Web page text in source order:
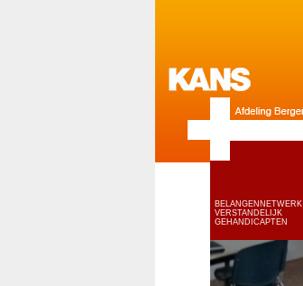
BELANGENNETWERK
VERSTANDELIJK
GEHANDICAPTEN